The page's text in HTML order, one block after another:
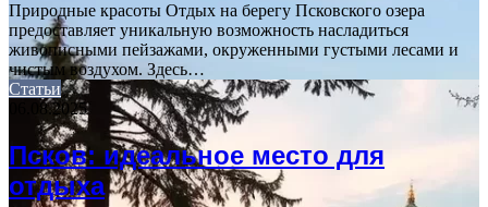
Природные красоты Отдых на берегу Псковского озера
предоставляет уникальную возможность насладиться
живописными пейзажами, окруженными густыми лесами и
чистым воздухом. Здесь…
Статьи
06.08.2025
Псков: идеальное место для
отдыха